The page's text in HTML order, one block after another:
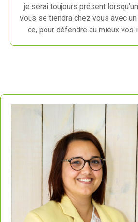
je serai toujours présent
vous se tiendra chez vous avec
ce, pour défendre au mieux vos